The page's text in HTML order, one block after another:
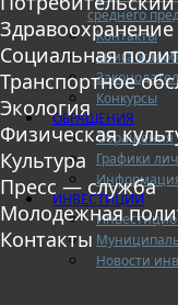
среднего
Контакты
Книга жалоб
Конкурсы
ОБРАЩЕНИЯ
Обращения
Графики
ИНВЕСТИЦИИ
Новости
Здравоохранение
Социальная
Транспортное
Экология
Физическая
Культура
Пресс — служба
Молодежная
Контакты